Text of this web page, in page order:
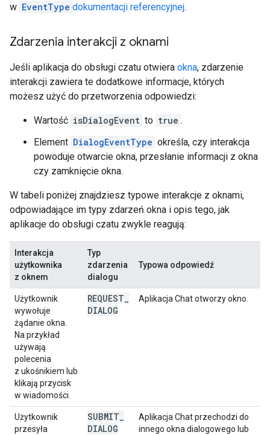
w EventType dokumentacji referencyjnej.
Zdarzenia interakcji z oknami
Jeśli aplikacja do obsługi czatu otwiera okna, zdarzenie
interakcji zawiera te dodatkowe informacje, których
możesz użyć do przetworzenia odpowiedzi:
Wartość isDialogEvent to true .
Element DialogEventType określa, czy interakcja
powoduje otwarcie okna, przesłanie informacji z okna
czy zamknięcie okna.
W tabeli poniżej znajdziesz typowe interakcje z oknami,
odpowiadające im typy zdarzeń okna i opis tego, jak
aplikacje do obsługi czatu zwykle reagują:
Interakcja
użytkownika
z oknem
Typ
zdarzenia
dialogu
Typowa odpowiedź
Użytkownik
wywołuje
żądanie okna.
Na przykład
używają
polecenia
z ukośnikiem lub
klikają przycisk
w wiadomości.
REQUEST
DIALOG
Aplikacja Chat otworzy okno.
Użytkownik
przesyła
SUBMIT
DIALOG
Aplikacja Chat przechodzi do
innego okna dialogowego lub